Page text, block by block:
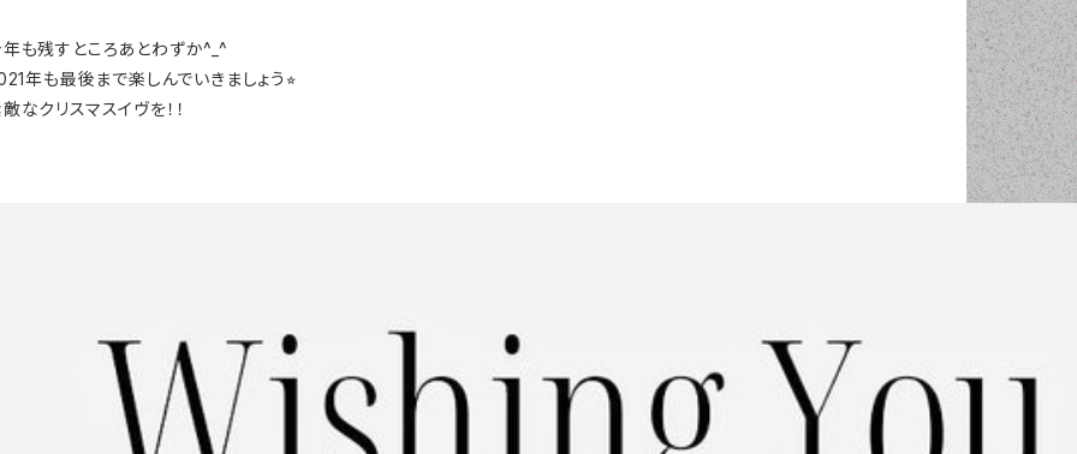
も残すところあとわずか^_^
年も最後まで楽しんでいきましょう⭐︎
なクリスマスイヴを！！